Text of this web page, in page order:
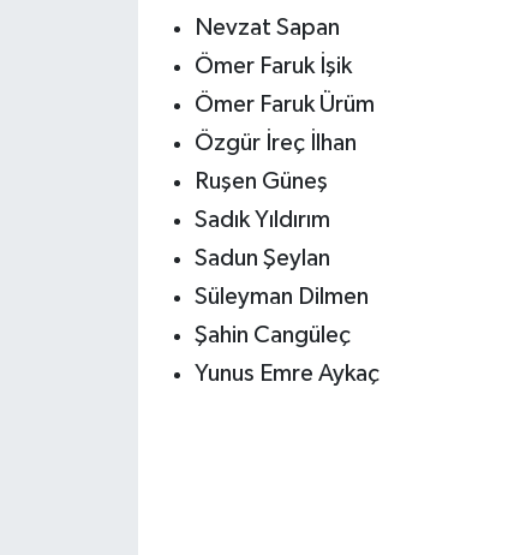
Nevzat Sapan
Ömer Faruk İşik
Ömer Faruk Ürüm
Özgür İreç İlhan
Ruşen Güneş
Sadık Yıldırım
Sadun Şeylan
Süleyman Dilmen
Şahin Cangüleç
Yunus Emre Aykaç